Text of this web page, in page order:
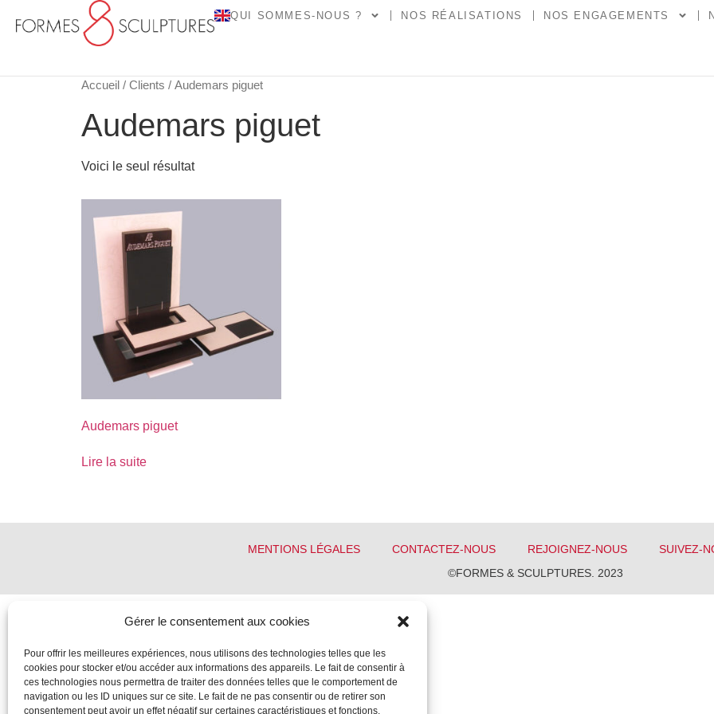
Gérer le consentement aux cookies
Pour offrir les meilleures expériences, nous utilisons des technologies telles que les
cookies pour stocker et/ou accéder aux informations des appareils. Le fait de consentir à
ces technologies nous permettra de traiter des données telles que le comportement de
navigation ou les ID uniques sur ce site. Le fait de ne pas consentir ou de retirer son
consentement peut avoir un effet négatif sur certaines caractéristiques et fonctions.
QUI SOMMES-NOUS ? NOS RÉALISATIONS NOS ENGAGEMENTS
Accueil / Clients / Audemars piguet
Audemars piguet
Voici le seul résultat
Audemars piguet
Lire la suite
MENTIONS LÉGALES CONTACTEZ-NOUS REJOIGNEZ-NOUS
SUIVEZ-
©FORMES & SCULPTURES. 2023